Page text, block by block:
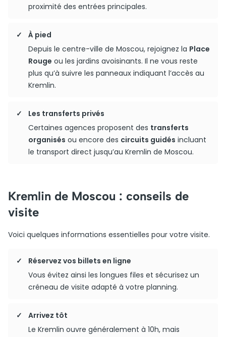
proximité des entrées principales.
À pied
Depuis le centre-ville de Moscou, rejoignez la Place
Rouge ou les jardins avoisinants. Il ne vous reste
plus qu’à suivre les panneaux indiquant l’accès au
Kremlin.
Les transferts privés
Certaines agences proposent des transferts
organisés ou encore des circuits guidés incluant
le transport direct jusqu’au Kremlin de Moscou.
Kremlin de Moscou : conseils de
visite
Voici quelques informations essentielles pour votre visite.
Réservez vos billets en ligne
Vous évitez ainsi les longues files et sécurisez un
créneau de visite adapté à votre planning.
Arrivez tôt
Le Kremlin ouvre généralement à 10h, mais